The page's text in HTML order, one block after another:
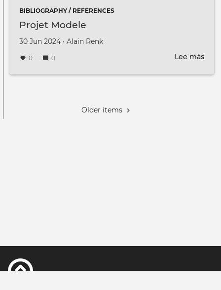
BIBLIOGRAPHY / REFERENCES
Projet Modele
Creado en
30 Jun 2024 •
por Alain Renk
0 0 Lee más
Older items